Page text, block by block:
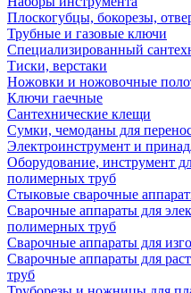
Плоскогубцы, бокорезы,
Трубные и газовые ключи
Специализированный
Тиски, верстаки
Ножовки и ножовочные
Ключи гаечные
Сантехнические клещи
Сумки, чемоданы для
Электроинструмент и
Оборудование, инструмент
полимерных труб
Стыковые сварочные
Сварочные аппараты для
полимерных труб
Сварочные аппараты для
Сварочные аппараты для
труб